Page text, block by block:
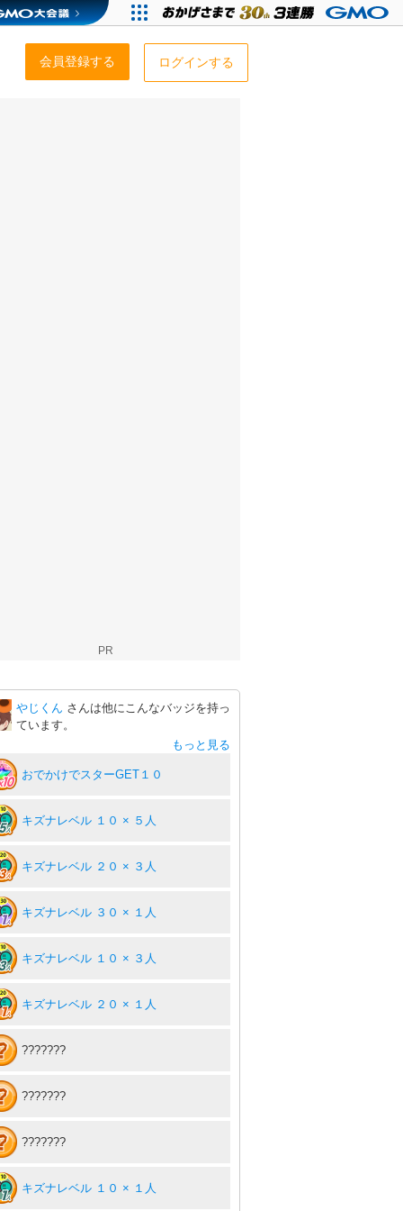
会員登録する ログインする
PR
やじくん さんは他にこんなバッジを持っ
ています。
もっと見る
おでかけでスターGET１０
キズナレベル １０ × ５人
キズナレベル ２０ × ３人
キズナレベル ３０ × １人
キズナレベル １０ × ３人
キズナレベル ２０ × １人
???????
???????
???????
キズナレベル １０ × １人